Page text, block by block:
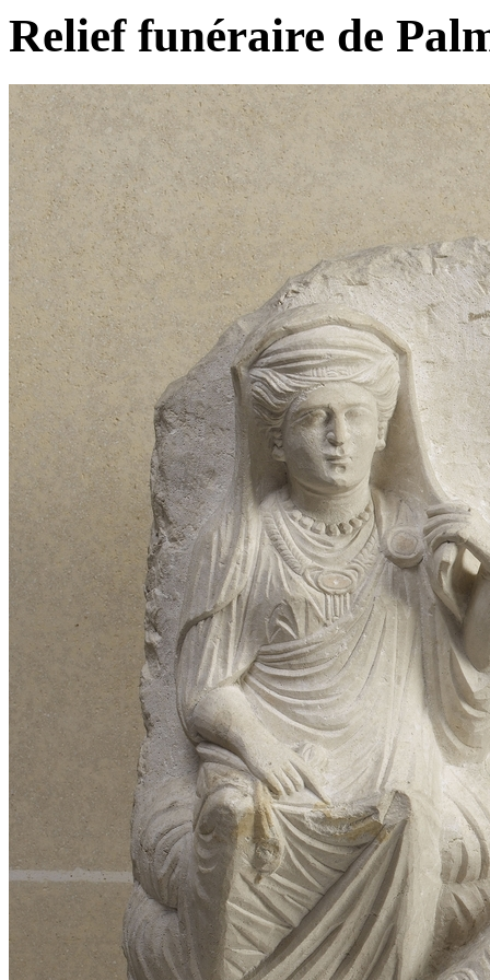
Relief funéraire de